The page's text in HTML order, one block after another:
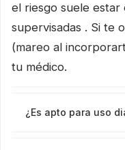
el riesgo suele estar
supervisadas . Si te
(mareo al
tu médico.
¿Es apto para uso